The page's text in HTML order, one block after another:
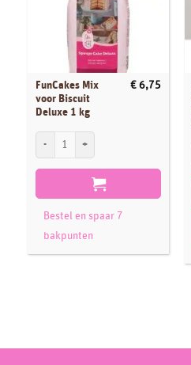
FunCakes Mix
voor Biscuit
Deluxe 1 kg
€ 6,75
FunCakes Mix voor Biscuit Deluxe 1 kg
Bestel en spaar 7
bakpunten